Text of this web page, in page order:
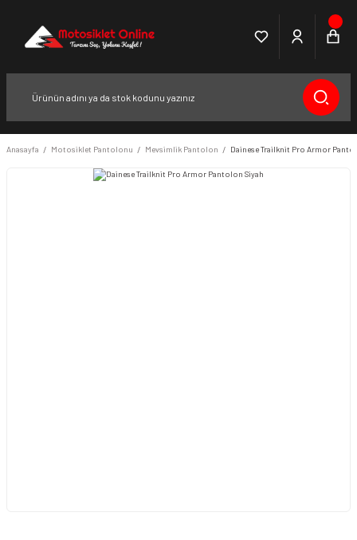
Anasayfa Motosiklet Pantolonu Mevsimlik Pantolon Dainese Trailknit Pro Armor